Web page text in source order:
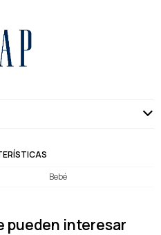
Bebé
pueden interesar